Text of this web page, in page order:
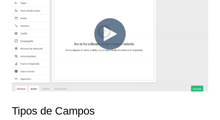
Tipos de Campos